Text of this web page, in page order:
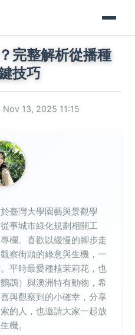
完整解析從播種
技巧
Nov 13, 2025 11:15
臺灣大學園藝與景觀學
事城市綠化規劃相關工
欄。喜歡以緩慢的腳步走
察街頭的綠意與生機，一
平時最愛種植茉莉花，也
鵡）與澳洲特有動物，希
與觀察到的小確幸，分享
的人，也邀請大家一起放
機。